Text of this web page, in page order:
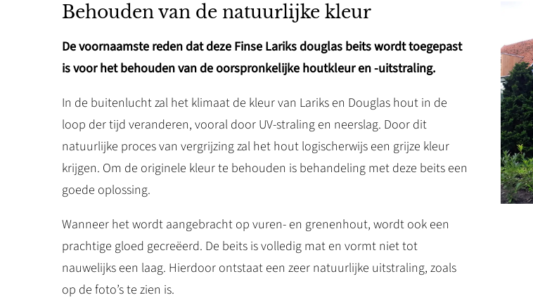
Behouden van de natuurlijke kleur
De voornaamste reden dat deze Finse Lariks douglas beits wordt toegepast
is voor het behouden van de oorspronkelijke houtkleur en -uitstraling.
In de buitenlucht zal het klimaat de kleur van Lariks en Douglas hout in de
loop der tijd veranderen, vooral door UV-straling en neerslag. Door dit
natuurlijke proces van vergrijzing zal het hout logischerwijs een grijze kleur
krijgen. Om de originele kleur te behouden is behandeling met deze beits een
goede oplossing.
Wanneer het wordt aangebracht op vuren- en grenenhout, wordt ook een
prachtige gloed gecreëerd. De beits is volledig mat en vormt niet tot
nauwelijks een laag. Hierdoor ontstaat een zeer natuurlijke uitstraling, zoals
op de foto’s te zien is.